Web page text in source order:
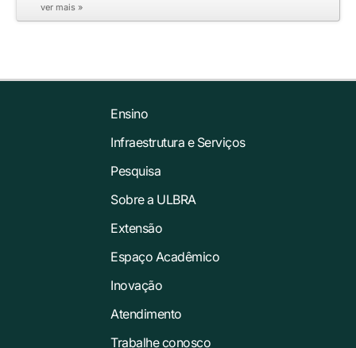
ver mais »
Ensino
Infraestrutura e Serviços
Pesquisa
Sobre a ULBRA
Extensão
Espaço Acadêmico
Inovação
Atendimento
Trabalhe conosco